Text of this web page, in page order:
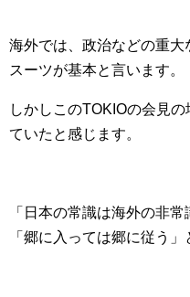
海外では、政治などの重
スーツが基本と言います。
しかしこのTOKIOの会見
ていたと感じます。
「日本の常識は海外の非
「郷に入っては郷に従う